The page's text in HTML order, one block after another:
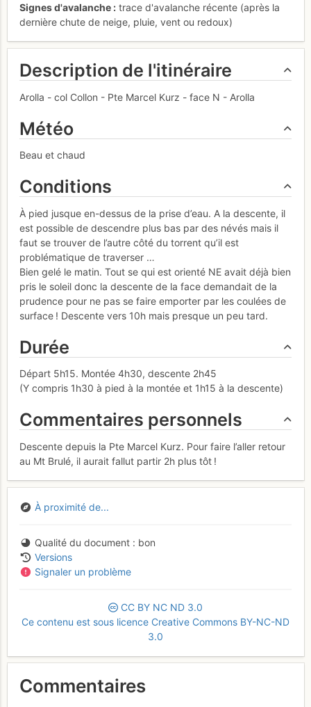
Signes d'avalanche
trace d'avalanche récente (après la
dernière chute de neige, pluie, vent ou redoux)
Description de l'itinéraire
Arolla - col Collon - Pte Marcel Kurz - face N - Arolla
Météo
Beau et chaud
Conditions
À pied jusque en-dessus de la prise d’eau. A la descente, il
est possible de descendre plus bas par des névés mais il
faut se trouver de l’autre côté du torrent qu’il est
problématique de traverser …
Bien gelé le matin. Tout se qui est orienté NE avait déjà bien
pris le soleil donc la descente de la face demandait de la
prudence pour ne pas se faire emporter par les coulées de
surface ! Descente vers 10h mais presque un peu tard.
Durée
Départ 5h15. Montée 4h30, descente 2h45
(Y compris 1h30 à pied à la montée et 1h15 à la descente)
Commentaires personnels
Descente depuis la Pte Marcel Kurz. Pour faire l’aller retour
au Mt Brulé, il aurait fallut partir 2h plus tôt !
À proximité de...
Qualité du document
bon
Versions
Signaler un problème
CC BY NC ND 3.0
Ce contenu est sous licence Creative Commons BY-NC-ND
3.0
Commentaires